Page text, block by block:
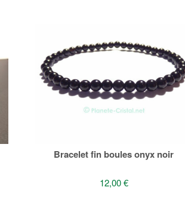
Bracelet fin boules onyx noir
12,00 €